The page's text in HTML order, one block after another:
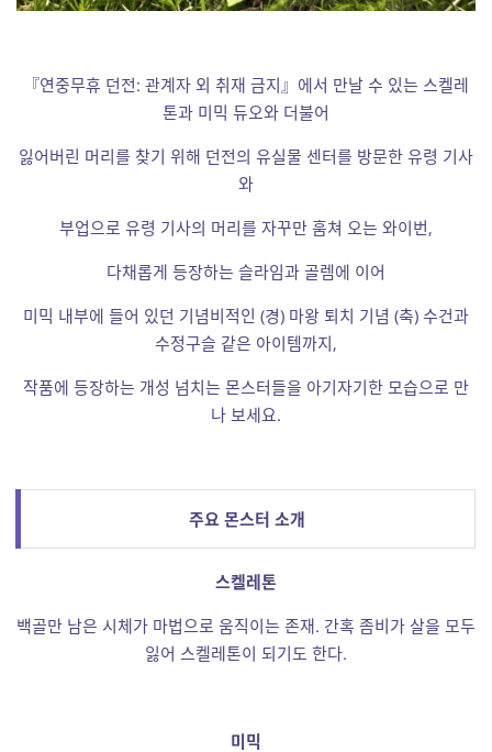
『연중무휴 던전: 관계자 외 취재 금지』에서 만날 수 있는 스켈레
톤과 미믹 듀오와 더불어
잃어버린 머리를 찾기 위해 던전의 유실물 센터를 방문한 유령 기사
와
부업으로 유령 기사의 머리를 자꾸만 훔쳐 오는 와이번,
다채롭게 등장하는 슬라임과 골렘에 이어
미믹 내부에 들어 있던 기념비적인 (경) 마왕 퇴치 기념 (축) 수건과
수정구슬 같은 아이템까지,
작품에 등장하는 개성 넘치는 몬스터들을 아기자기한 모습으로 만
나 보세요.
주요 몬스터 소개
스켈레톤
백골만 남은 시체가 마법으로 움직이는 존재. 간혹 좀비가 살을 모두
잃어 스켈레톤이 되기도 한다.
미믹